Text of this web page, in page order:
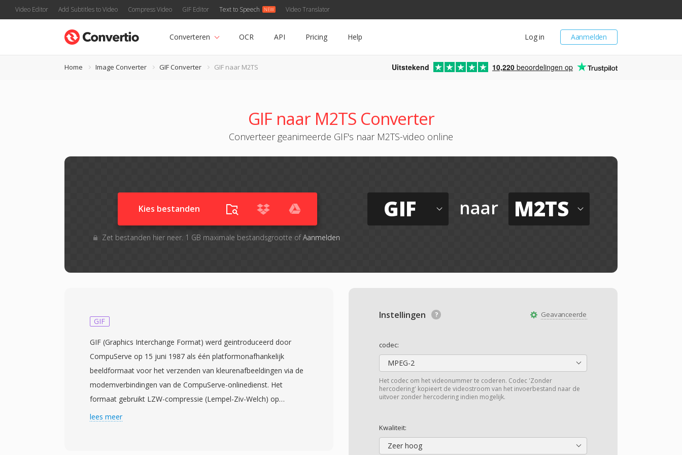
Video Editor Add Subtitles to Video Compress Video GIF Editor Text to Speech Video Translator
Aanmelden
Log in
Converteren OCR API Pricing Help
Home Image Converter GIF Converter GIF naar M2TS Uitstekend 10,220 beoordelingen op
GIF naar M2TS Converter
Converteer geanimeerde GIF's naar M2TS-video online
Kies bestanden
Zet bestanden hier neer. 1 GB maximale bestandsgrootte ofAanmelden
GIF naar M2TS
Geavanceerde
Instellingen
codec:
MPEG-2
Het codec om het videonummer te coderen. Codec 'Zonder
hercodering' kopieert de videostroom van het invoerbestand naar de
uitvoer zonder hercodering indien mogelijk.
Kwaliteit:
Zeer hoog
GIF
GIF (Graphics Interchange Format) werd geintroduceerd door
CompuServe op 15 juni 1987 als één platformonafhankelijk
beeldformaat voor het verzenden van kleurenafbeeldingen via de
modemverbindingen van de CompuServe-onlinedienst. Het
formaat gebruikt LZW-compressie (Lempel-Ziv-Welch) op
geïndexeerde kleurenafbeeldingen met één palet van maximaal
lees meer